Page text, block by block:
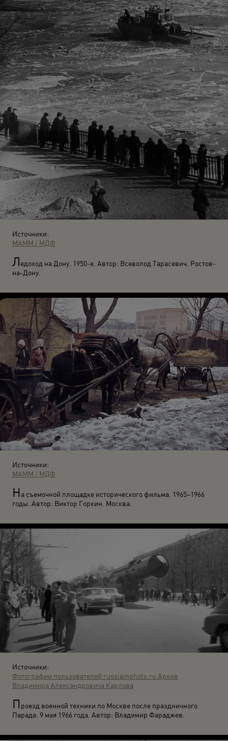
Источники:
МАММ / МДФ
Ледоход на Дону. 1950-е. Автор: Всеволод Тарасевич. Ростов-
на-Дону.
Источники:
МАММ / МДФ
На съемочной площадке исторического фильма. 1965–1966
годы. Автор: Виктор Горкин. Москва.
Источники:
Фотографии пользователей russiainphoto.ru Архив
Владимира Александровича Карлова
Проезд военной техники по Москве после праздничного
Парада. 9 мая 1966 года. Автор: Владимир Фараджев.